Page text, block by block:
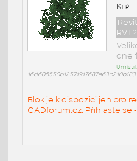
Keř
dne
Umístil:
16d606550b12571917687e63c210b183
Blok je k dispozici jen pro
CADforum.cz. Přihlaste se -